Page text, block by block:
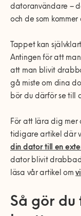
datoranvändare –
och de som
Tappet kan
Antingen för att
att man blivit
gå miste om dina
bör du därför se till
För att lära dig mer
tidigare artikel där
din dator till en
dator blivit drabbad
läsa vår artikel om
Så gör